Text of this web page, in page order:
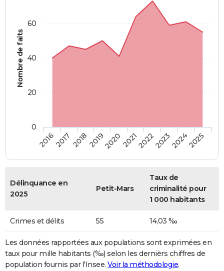
Nombre de faits
20162017 20182019202020212022202320242025
0
20
40
60
Délinquance en
2025
Petit-Mars
Taux de
criminalité pour
1 000 habitants
Crimes et délits 55 14,03 ‰
Les données rapportées aux populations sont exprimées en
taux pour mille habitants (‰) selon les dernièrs chiffres de
population fournis par l'Insee. Voir la méthodologie.